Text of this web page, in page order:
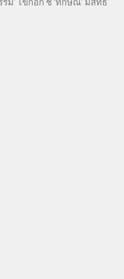
รม’ ไขก๊อก ชี้ ‘ทักษิณ’ มีสิทธิ์